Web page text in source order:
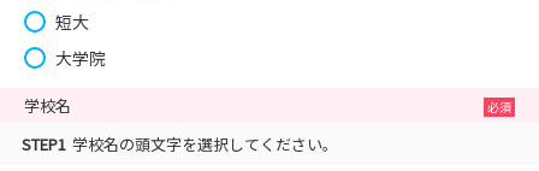
短大
大学院
学校名
STEP1 学校名の頭文字を選択してください。